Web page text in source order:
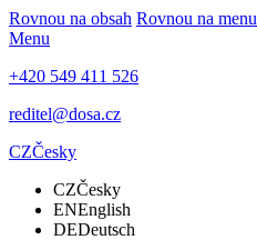
Rovnou na obsah Rovnou na menu
Menu
+420 549 411 526
reditel@dosa.cz
CZČesky
CZČesky
ENEnglish
DEDeutsch